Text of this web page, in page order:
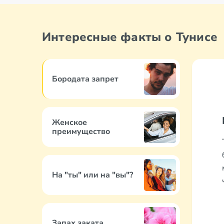
Интересные факты о Тунисе
Бородата запрет
Женское
преимущество
На "ты" или на "вы"?